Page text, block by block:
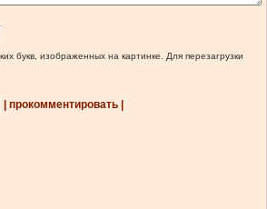
букв, изображенных на картинке. Для перезагрузки
| прокомментировать |